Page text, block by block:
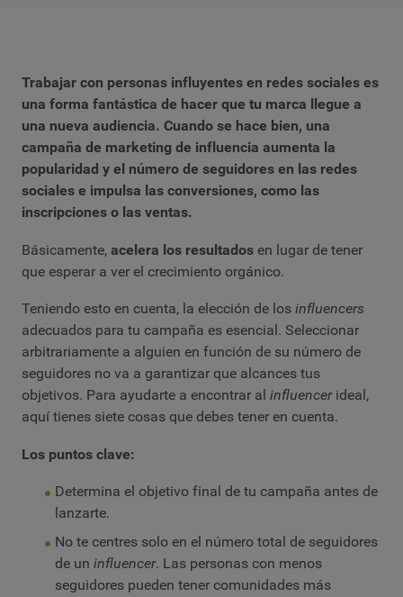
Trabajar con personas influyentes en redes sociales es
una forma fantástica de hacer que tu marca llegue a
una nueva audiencia. Cuando se hace bien, una
campaña de marketing de influencia aumenta la
popularidad y el número de seguidores en las redes
sociales e impulsa las conversiones, como las
inscripciones o las ventas.
Básicamente, acelera los resultados en lugar de tener
que esperar a ver el crecimiento orgánico.
Teniendo esto en cuenta, la elección de los influencers
adecuados para tu campaña es esencial. Seleccionar
arbitrariamente a alguien en función de su número de
seguidores no va a garantizar que alcances tus
objetivos. Para ayudarte a encontrar al influencer ideal,
aquí tienes siete cosas que debes tener en cuenta.
Los puntos clave:
Determina el objetivo final de tu campaña antes de
lanzarte.
No te centres solo en el número total de seguidores
de un influencer. Las personas con menos
seguidores pueden tener comunidades más